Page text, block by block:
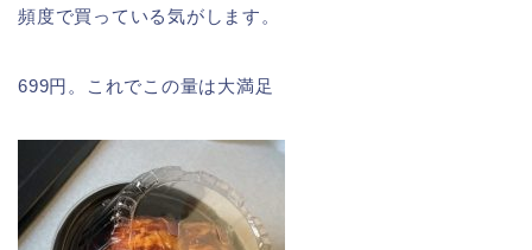
頻度で買っている気がします。
699円。これでこの量は大満足